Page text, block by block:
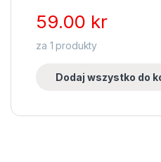
59.00 kr
za 1 produkty
Dodaj wszystko do